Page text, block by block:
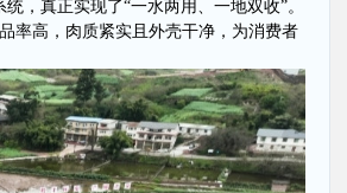
，真正实现了“一水两用、一地双收”。
率高，肉质紧实且外壳干净，为消费者